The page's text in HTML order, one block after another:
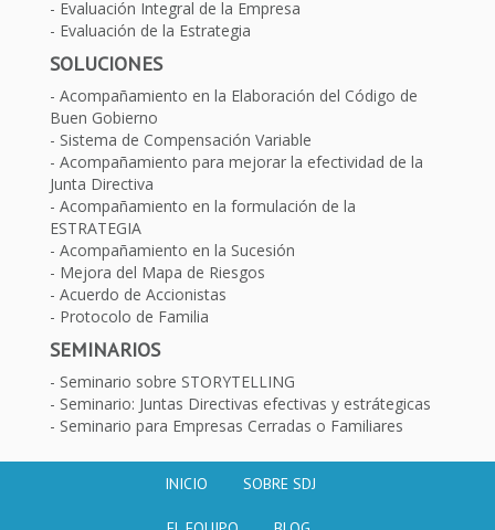
Evaluación Integral de la Empresa
Evaluación de la Estrategia
SOLUCIONES
Acompañamiento en la Elaboración del Código de
Buen Gobierno
Sistema de Compensación Variable
Acompañamiento para mejorar la efectividad de la
Junta Directiva
Acompañamiento en la formulación de la
ESTRATEGIA
Acompañamiento en la Sucesión
Mejora del Mapa de Riesgos
Acuerdo de Accionistas
Protocolo de Familia
SEMINARIOS
Seminario sobre STORYTELLING
Seminario: Juntas Directivas efectivas y estrátegicas
Seminario para Empresas Cerradas o Familiares
INICIO SOBRE SDJ